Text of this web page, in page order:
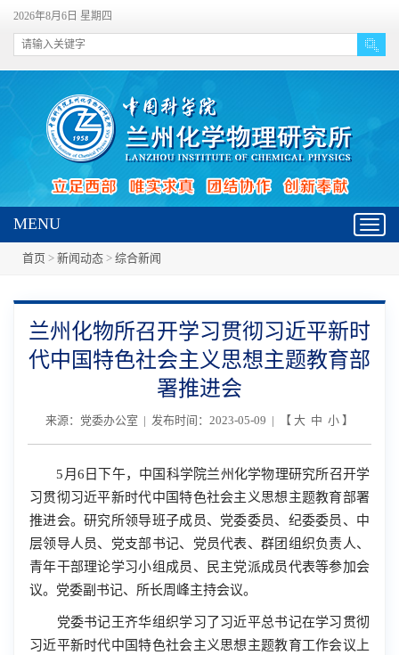
2026年8月6日 星期四
MENU
首页 > 新闻动态 > 综合新闻
兰州化物所召开学习贯彻习近平新时
代中国特色社会主义思想主题教育部
署推进会
来源：党委办公室 | 发布时间：2023-05-09 | 【 大 中 小 】
5 月6 日下午，中国科学院兰州化学物理研究所召开学
习贯彻习近平新时代中国特色社会主义思想主题教育部署
推进会。研究所领导班子成员、党委委员、纪委委员、中
层领导人员、党支部书记、党员代表、群团组织负责人、
青年干部理论学习小组成员、民主党派成员代表等参加会
议。党委副书记、所长周峰主持会议。
党委书记王齐华组织学习了习近平总书记在学习贯彻
习近平新时代中国特色社会主义思想主题教育工作会议上